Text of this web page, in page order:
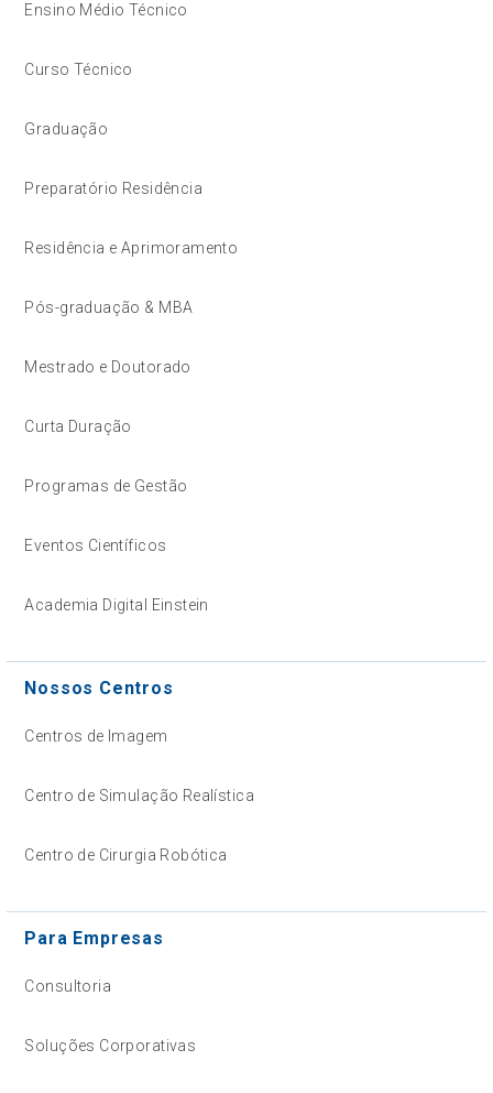
Ensino Médio Técnico
Curso Técnico
Graduação
Preparatório Residência
Residência e Aprimoramento
Pós-graduação & MBA
Mestrado e Doutorado
Curta Duração
Programas de Gestão
Eventos Científicos
Academia Digital Einstein
Nossos Centros
Centros de Imagem
Centro de Simulação Realística
Centro de Cirurgia Robótica
Para Empresas
Consultoria
Soluções Corporativas